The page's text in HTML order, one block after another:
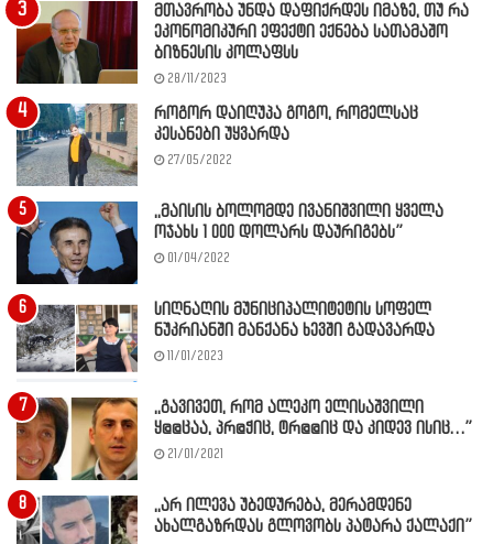
მთავრობა უნდა დაფიქრდეს იმაზე, თუ რა
ეკონომიკური ეფექტი ექნება სათამაშო
ბიზნესის კოლაფსს
28/11/2023
როგორ დაიღუპა გოგო, რომელსაც
კესანები უყვარდა
27/05/2022
,,მაისის ბოლომდე ივანიშვილი ყველა
ოჯახს 1 000 დოლარს დაურიგებს”
01/04/2022
სიღნაღის მუნიციპალიტეტის სოფელ
ნუკრიანში მანქანა ხევში გადავარდა
11/01/2023
,,გავივეთ, რომ ალეკო ელისაშვილი
ყ@@ცაა, პრ@ჭიც, ტრ@@იც და კიდევ ისიც…”
21/01/2021
,,არ ილევა უბედურება, მერამდენე
ახალგაზრდას გლოვობს პატარა ქალაქი”